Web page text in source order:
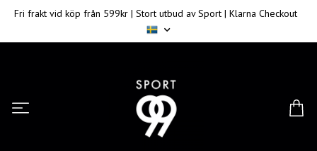
Fri frakt vid köp från 599kr | Stort utbud av Sport | Klarna Checkout